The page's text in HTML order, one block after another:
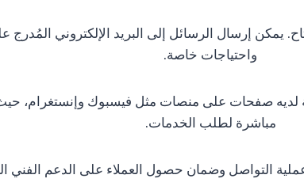
يمكن إرسال الرسائل إلى البريد الإلكتروني
واحتياجات خاصة.
لديه صفحات على منصات مثل فيسبوك وإنستغرام،
مباشرة لطلب الخدمات.
التواصل وضمان حصول العملاء على الدعم الفني